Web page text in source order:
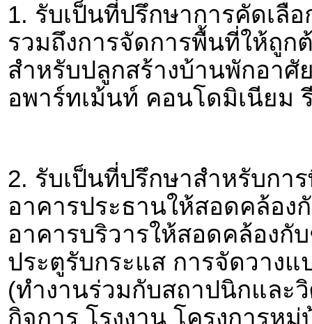
1. รับเป็นที่ปรึกษาการคัดเลื
รวมถึงการจัดการพื้นที่ให้ถูก
สำหรับปลูกสร้างบ้านพักอาศั
อพาร์ทเม้นท์ คอนโดมิเนียม
2. รับเป็นที่ปรึกษาสำหรับก
อาคารประธานให้สอดคล้อง
อาคารบริวารให้สอดคล้อง
ประตูรับกระแส การจัดวาง
(ทำงานร่วมกับสถาปนิกและ
กิจการ โรงงาน โครงการห